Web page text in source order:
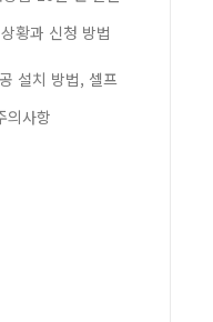
황과 신청 방법
설치 방법, 셀프
의사항